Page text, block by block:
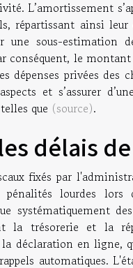
L’amortissement
répartissant ainsi
une sous-estimation
conséquent, le
dépenses privées des
et s’assurer
que (source).
délais
fixés par
pénalités lourdes
systématiquement
la trésorerie et la
déclaration en ligne,
automatiques.